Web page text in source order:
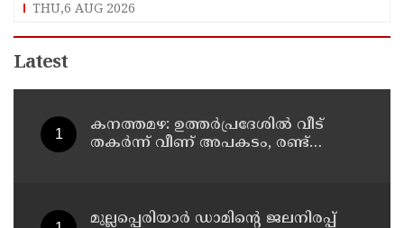
THU,6 AUG 2026
Latest
കനത്തമഴ: ഉത്തര്‍പ്രദേശില്‍ വീട്
തകര്‍ന്ന് വീണ് അപകടം, രണ്ട്
മുല്ലപ്പെരിയാര്‍ ഡാമിന്റെ ജലനിരപ്പ്